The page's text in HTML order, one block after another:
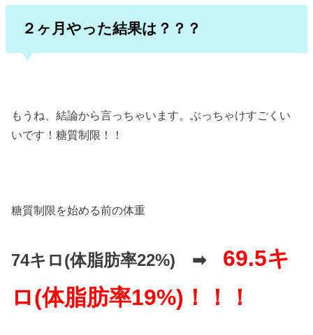
２ヶ月やった結果は？？？
もうね、結論から言っちゃいます。ぶっちゃけすごくい
いです！糖質制限！！
糖質制限を始める前の体重
74キロ(体脂肪率22%) ➡︎ 69.5キ
ロ(体脂肪率19%)！！！